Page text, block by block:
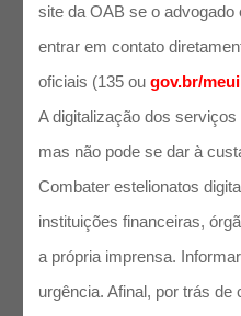
site da OAB se o
entrar em contato
oficiais (135 ougov.br/
A digitalização dos
mas não pode se dar à
Combater estelionatos
instituições financeiras,
a própria imprensa.
urgência. Afinal, por trás